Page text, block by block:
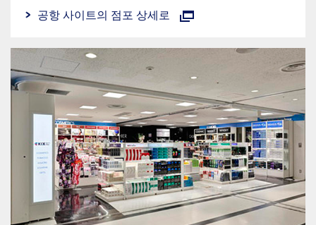
공항 사이트의 점포 상세로